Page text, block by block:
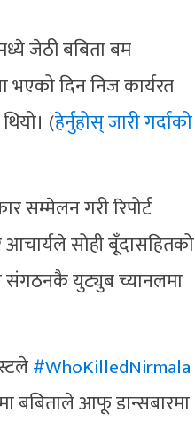
जेठी बबिता बम
भएको दिन निज कार्यरत
(हेर्नुहोस् जारी गर्दाको
सम्मेलन गरी रिपोर्ट
आचार्यले सोही बूँदासहितको
संगठनकै युट्युब च्यानलमा
#WhoKilledNirmala
बबिताले आफू डान्सबारमा